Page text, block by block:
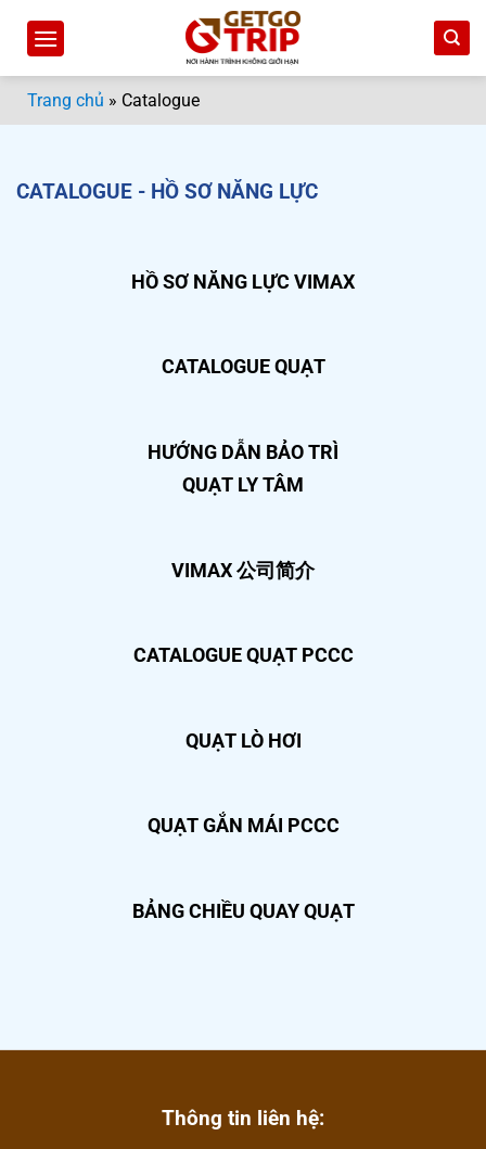
dungTrang chủ » Catalogue
CATALOGUE - HỒ SƠ NĂNG LỰC
HỒ SƠ NĂNG LỰC VIMAX
CATALOGUE QUẠT
HƯỚNG DẪN BẢO TRÌ
QUẠT LY TÂM
VIMAX 公司简介
CATALOGUE QUẠT PCCC
QUẠT LÒ HƠI
QUẠT GẮN MÁI PCCC
BẢNG CHIỀU QUAY QUẠT
Thông tin liên hệ: